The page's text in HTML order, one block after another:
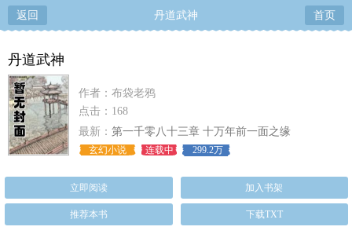
返回 丹道武神 首页
丹道武神
作者：布袋老鸦
点击：168
最新： 第一千零八十三章 十万年前一面之缘
玄幻小说 连载中 299.2万
立即阅读 加入书架
推荐本书 下载TXT